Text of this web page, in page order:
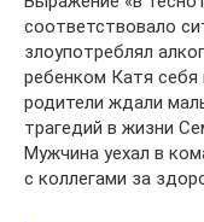
соответствовало
злоупотреблял
ребенком Катя себя
родители ждали
трагедий в жизни
Мужчина уехал в
с коллегами за